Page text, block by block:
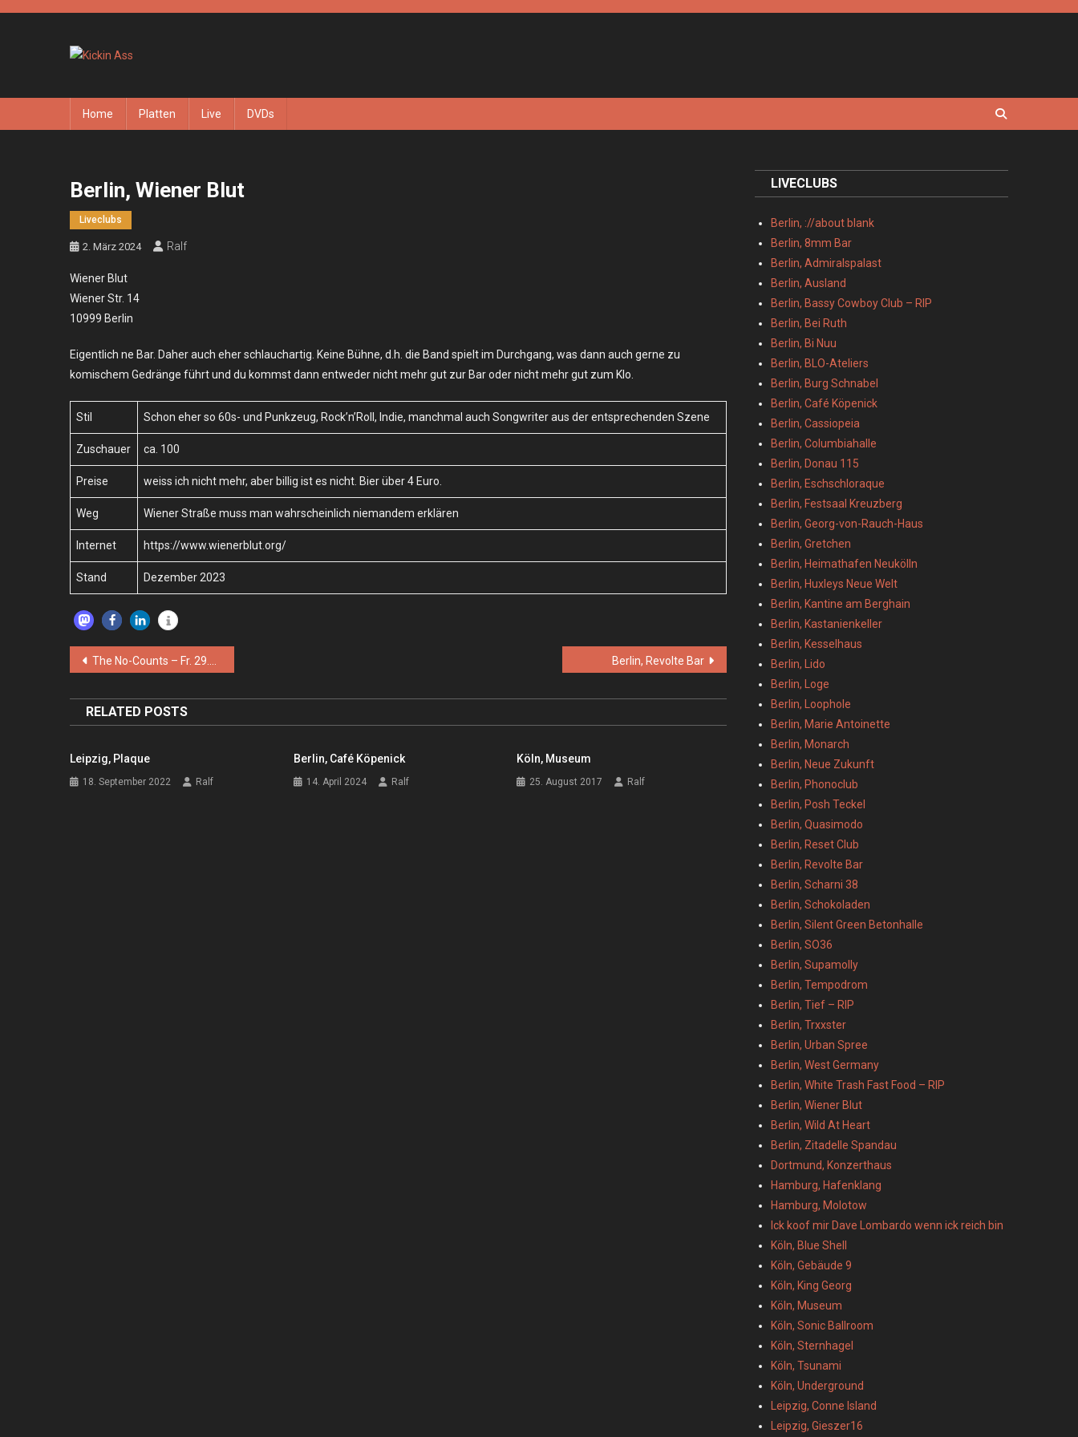
Home Platten Live DVDs
Berlin, Wiener Blut
Liveclubs
2. März 2024 Ralf
Wiener Blut
Wiener Str. 14
10999 Berlin
Eigentlich ne Bar. Daher auch eher schlauchartig. Keine Bühne, d.h. die Band spielt im Durchgang, was dann auch gerne zu
komischem Gedränge führt und du kommst dann entweder nicht mehr gut zur Bar oder nicht mehr gut zum Klo.
Stil Schon eher so 60s- und Punkzeug, Rock’n’Roll, Indie, manchmal auch Songwriter aus der entsprechenden Szene
Zuschauer ca. 100
Preise weiss ich nicht mehr, aber billig ist es nicht. Bier über 4 Euro.
Weg Wiener Straße muss man wahrscheinlich niemandem erklären
Internet https://www.wienerblut.org/
Stand Dezember 2023
Beitragsnavigation
The No-Counts – Fr. 29.12.2023 – Berlin, Wiener Blut Berlin, Revolte Bar
RELATED POSTS
Leipzig, Plaque
18. September 2022 Ralf
Berlin, Café Köpenick
14. April 2024 Ralf
Köln, Museum
25. August 2017 Ralf
LIVECLUBS
Berlin, ://about blank
Berlin, 8mm Bar
Berlin, Admiralspalast
Berlin, Ausland
Berlin, Bassy Cowboy Club – RIP
Berlin, Bei Ruth
Berlin, Bi Nuu
Berlin, BLO-Ateliers
Berlin, Burg Schnabel
Berlin, Café Köpenick
Berlin, Cassiopeia
Berlin, Columbiahalle
Berlin, Donau 115
Berlin, Eschschloraque
Berlin, Festsaal Kreuzberg
Berlin, Georg-von-Rauch-Haus
Berlin, Gretchen
Berlin, Heimathafen Neukölln
Berlin, Huxleys Neue Welt
Berlin, Kantine am Berghain
Berlin, Kastanienkeller
Berlin, Kesselhaus
Berlin, Lido
Berlin, Loge
Berlin, Loophole
Berlin, Marie Antoinette
Berlin, Monarch
Berlin, Neue Zukunft
Berlin, Phonoclub
Berlin, Posh Teckel
Berlin, Quasimodo
Berlin, Reset Club
Berlin, Revolte Bar
Berlin, Scharni 38
Berlin, Schokoladen
Berlin, Silent Green Betonhalle
Berlin, SO36
Berlin, Supamolly
Berlin, Tempodrom
Berlin, Tief – RIP
Berlin, Trxxster
Berlin, Urban Spree
Berlin, West Germany
Berlin, White Trash Fast Food – RIP
Berlin, Wiener Blut
Berlin, Wild At Heart
Berlin, Zitadelle Spandau
Dortmund, Konzerthaus
Hamburg, Hafenklang
Hamburg, Molotow
Ick koof mir Dave Lombardo wenn ick reich bin
Köln, Blue Shell
Köln, Gebäude 9
Köln, King Georg
Köln, Museum
Köln, Sonic Ballroom
Köln, Sternhagel
Köln, Tsunami
Köln, Underground
Leipzig, Conne Island
Leipzig, Gieszer16